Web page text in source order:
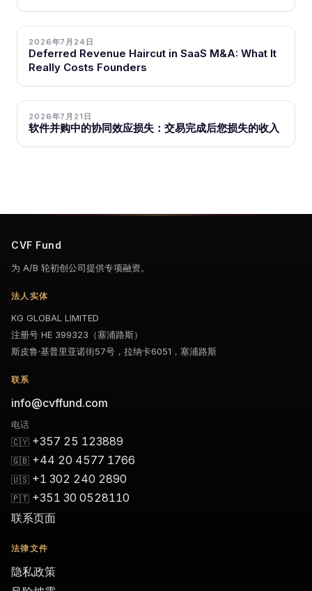
2026年7月24日
Deferred Revenue Haircut in SaaS M&A: What It
Really Costs Founders
2026年7月21日
软件并购中的协同效应损失：交易完成后您损失的收入
CVF Fund
为 A/B 轮初创公司提供专项融资。
法人实体
KG GLOBAL LIMITED
注册号 HE 399323（塞浦路斯）
斯皮鲁·基普里亚诺街57号，拉纳卡6051，塞浦路斯
联系
info@cvffund.com
电话
🇨🇾 +357 25 123889
🇬🇧 +44 20 4577 1766
🇺🇸 +1 302 240 2890
🇵🇹 +351 30 0528110
联系页面
法律文件
隐私政策